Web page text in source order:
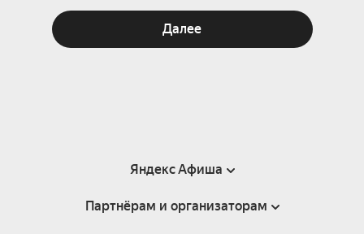
Далее
Яндекс Афиша
Справка
Партнёрам и организаторам